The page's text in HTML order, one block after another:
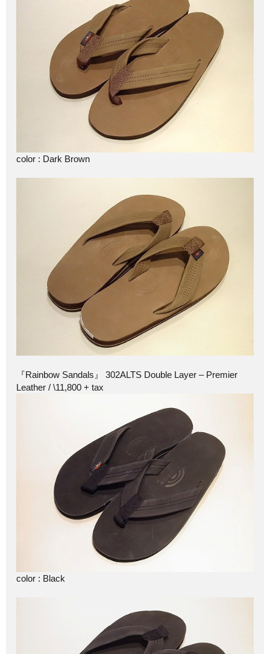
color : Dark Brown
『Rainbow Sandals』 302ALTS Double Layer – Premier
Leather / \11,800 + tax
color : Black